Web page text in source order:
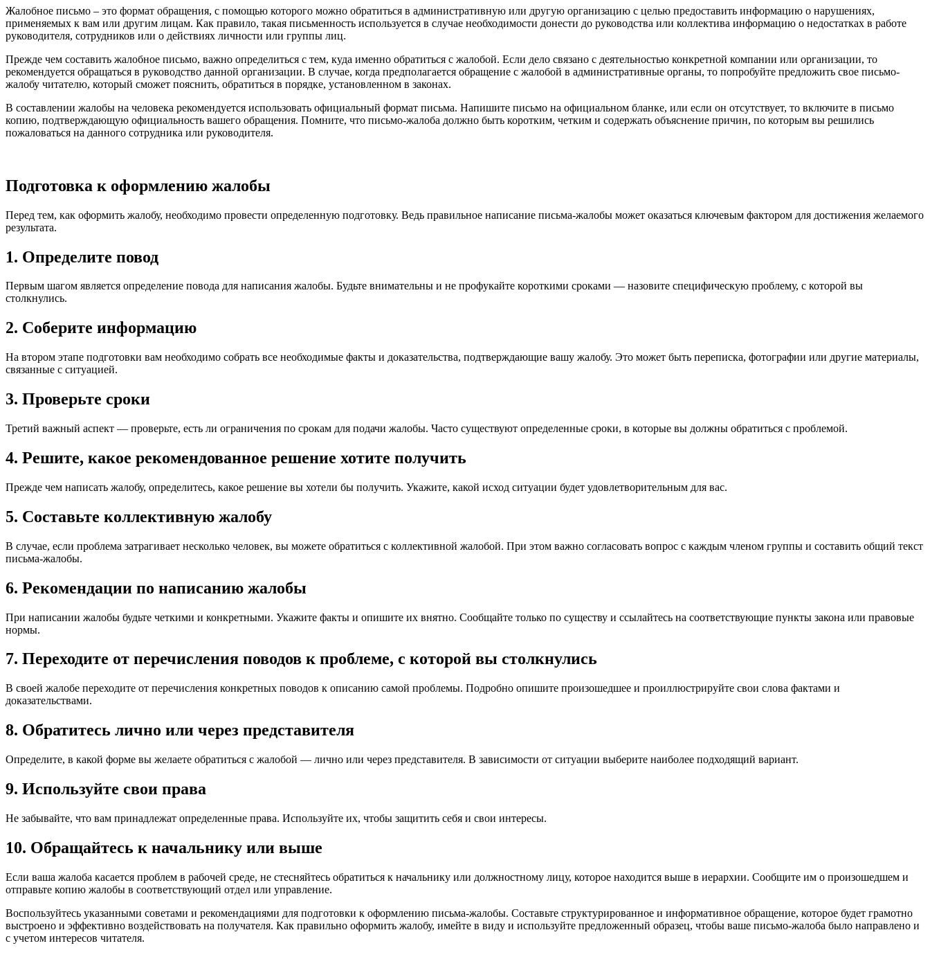
Жалобное письмо – это формат обращения, с помощью которого можно обратиться в административную или другую организацию с целью предоставить информацию о нарушениях,
применяемых к вам или другим лицам. Как правило, такая письменность используется в случае необходимости донести до руководства или коллектива информацию о недостатках в работе
руководителя, сотрудников или о действиях личности или группы лиц.
Прежде чем составить жалобное письмо, важно определиться с тем, куда именно обратиться с жалобой. Если дело связано с деятельностью конкретной компании или организации, то
рекомендуется обращаться в руководство данной организации. В случае, когда предполагается обращение с жалобой в административные органы, то попробуйте предложить свое письмо-
жалобу читателю, который сможет пояснить, обратиться в порядке, установленном в законах.
В составлении жалобы на человека рекомендуется использовать официальный формат письма. Напишите письмо на официальном бланке, или если он отсутствует, то включите в письмо
копию, подтверждающую официальность вашего обращения. Помните, что письмо-жалоба должно быть коротким, четким и содержать объяснение причин, по которым вы решились
пожаловаться на данного сотрудника или руководителя.
Подготовка к оформлению жалобы
Перед тем, как оформить жалобу, необходимо провести определенную подготовку. Ведь правильное написание письма-жалобы может оказаться ключевым фактором для достижения желаемого
результата.
1. Определите повод
Первым шагом является определение повода для написания жалобы. Будьте внимательны и не профукайте короткими сроками — назовите специфическую проблему, с которой вы
столкнулись.
2. Соберите информацию
На втором этапе подготовки вам необходимо собрать все необходимые факты и доказательства, подтверждающие вашу жалобу. Это может быть переписка, фотографии или другие материалы,
связанные с ситуацией.
3. Проверьте сроки
Третий важный аспект — проверьте, есть ли ограничения по срокам для подачи жалобы. Часто существуют определенные сроки, в которые вы должны обратиться с проблемой.
4. Решите, какое рекомендованное решение хотите получить
Прежде чем написать жалобу, определитесь, какое решение вы хотели бы получить. Укажите, какой исход ситуации будет удовлетворительным для вас.
5. Составьте коллективную жалобу
В случае, если проблема затрагивает несколько человек, вы можете обратиться с коллективной жалобой. При этом важно согласовать вопрос с каждым членом группы и составить общий текст
письма-жалобы.
6. Рекомендации по написанию жалобы
При написании жалобы будьте четкими и конкретными. Укажите факты и опишите их внятно. Сообщайте только по существу и ссылайтесь на соответствующие пункты закона или правовые
нормы.
7. Переходите от перечисления поводов к проблеме, с которой вы столкнулись
В своей жалобе переходите от перечисления конкретных поводов к описанию самой проблемы. Подробно опишите произошедшее и проиллюстрируйте свои слова фактами и
доказательствами.
8. Обратитесь лично или через представителя
Определите, в какой форме вы желаете обратиться с жалобой — лично или через представителя. В зависимости от ситуации выберите наиболее подходящий вариант.
9. Используйте свои права
Не забывайте, что вам принадлежат определенные права. Используйте их, чтобы защитить себя и свои интересы.
10. Обращайтесь к начальнику или выше
Если ваша жалоба касается проблем в рабочей среде, не стесняйтесь обратиться к начальнику или должностному лицу, которое находится выше в иерархии. Сообщите им о произошедшем и
отправьте копию жалобы в соответствующий отдел или управление.
Воспользуйтесь указанными советами и рекомендациями для подготовки к оформлению письма-жалобы. Составьте структурированное и информативное обращение, которое будет грамотно
выстроено и эффективно воздействовать на получателя. Как правильно оформить жалобу, имейте в виду и используйте предложенный образец, чтобы ваше письмо-жалоба было направлено и
с учетом интересов читателя.